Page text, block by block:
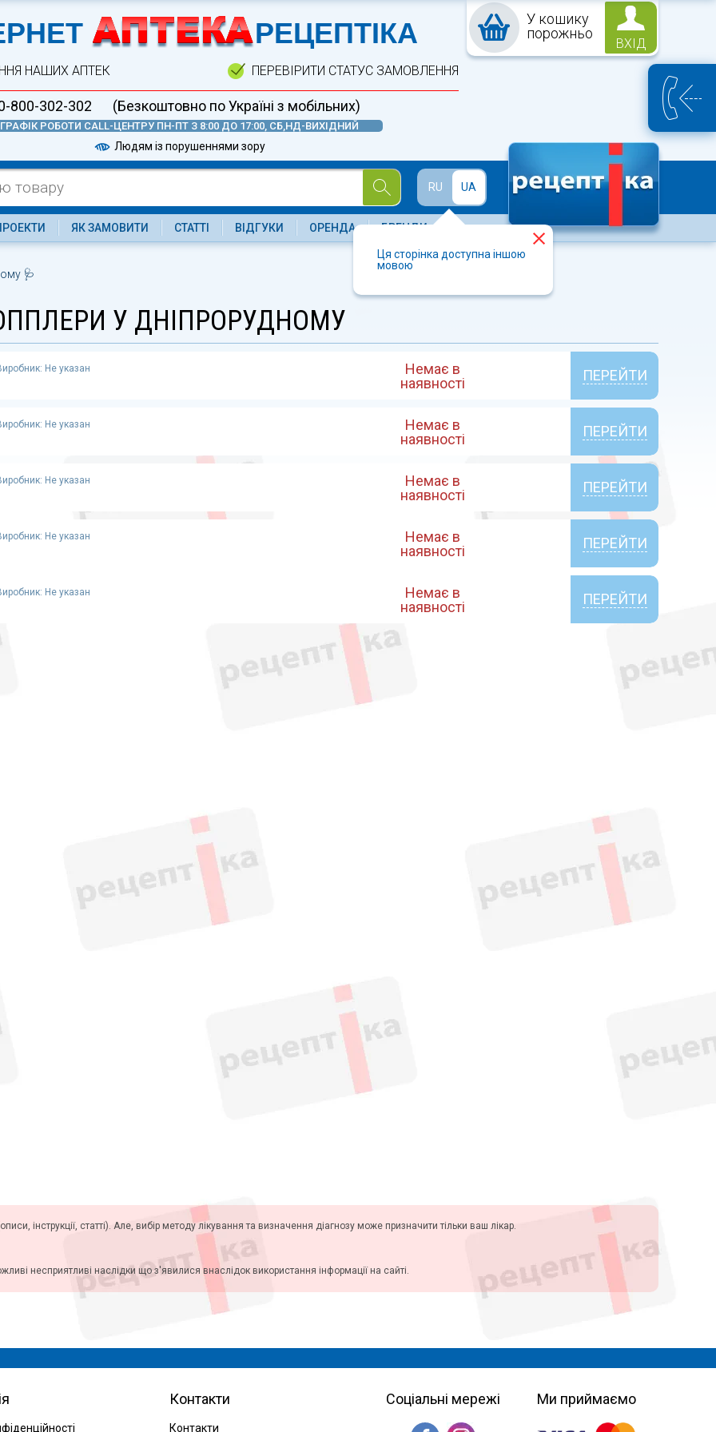
У кошику
порожньо
ВХІД
АПТЕКА
РЕЦЕПТІКА
НАШИХ АПТЕК ПЕРЕВІРИТИ СТАТУС ЗАМОВЛЕННЯ
800-302-302 (Безкоштовно по Україні з мобільних)
ГРАФІК РОБОТИ CALL-ЦЕНТРУ ПН-ПТ З 8:00 ДО 17:00, СБ,НД-ВИХІДНИЙ
Людям із порушеннями зору
RU UA
Ця сторінка доступна іншою
мовою
ЯК ЗАМОВИТИ СТАТТІ ВІДГУКИ ОРЕНДА БРЕНДИ
🩺
У ДНІПРОРУДНОМУ
Не указан
Немає в
наявності
ПЕРЕЙТИ
Не указан
Немає в
наявності
ПЕРЕЙТИ
Не указан
Немає в
наявності
ПЕРЕЙТИ
Не указан
Немає в
наявності
ПЕРЕЙТИ
Не указан
Немає в
наявності
ПЕРЕЙТИ
інструкції, статті). Але, вибір методу лікування та визначення діагнозу може призначити тільки ваш лікар.
несприятливі наслідки що з'явилися внаслідок використання інформації на сайті.
Контакти
Контакти
Соціальні мережі Ми приймаємо